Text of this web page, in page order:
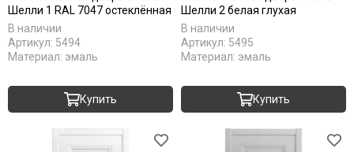
Шелли 1 RAL 7047 остеклённая
В наличии
Артикул: 5494
Материал: эмаль
Купить
Шелли 2 белая глухая
В наличии
Артикул: 5495
Материал: эмаль
Купить